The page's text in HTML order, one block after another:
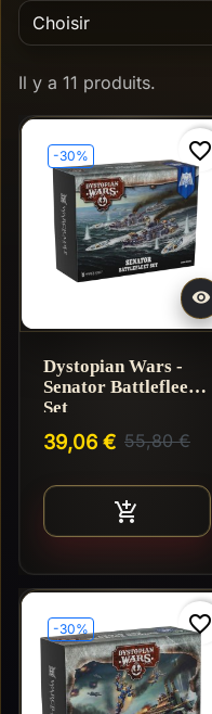
Il y a 11 produits.
Choisir
-30%

favorite_border
Dystopian Wars -
Senator Battlefleet
Set
39,06 € 55,80 €

-30% favorite_border